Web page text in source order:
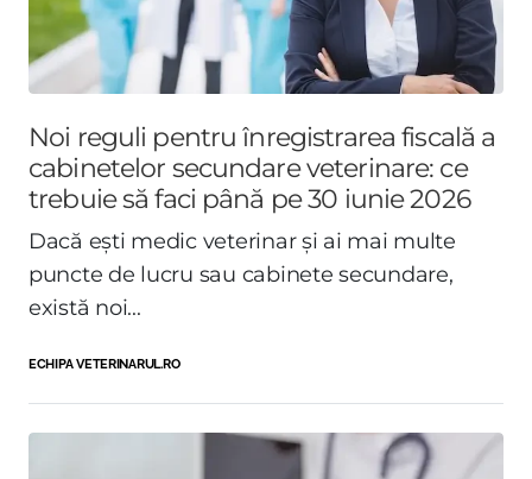
Noi reguli pentru înregistrarea fiscală a
cabinetelor secundare veterinare: ce
trebuie să faci până pe 30 iunie 2026
Dacă ești medic veterinar și ai mai multe
puncte de lucru sau cabinete secundare,
există noi...
ECHIPA VETERINARUL.RO